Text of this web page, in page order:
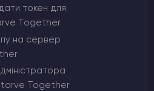
токен для
Together
на сервер
Together